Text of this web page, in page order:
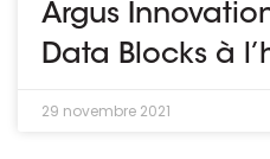
Argus
Data Blocks à
29 novembre 2021